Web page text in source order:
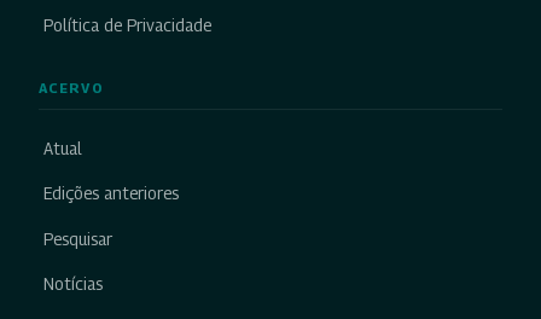
Política de Privacidade
ACERVO
Atual
Edições anteriores
Pesquisar
Notícias